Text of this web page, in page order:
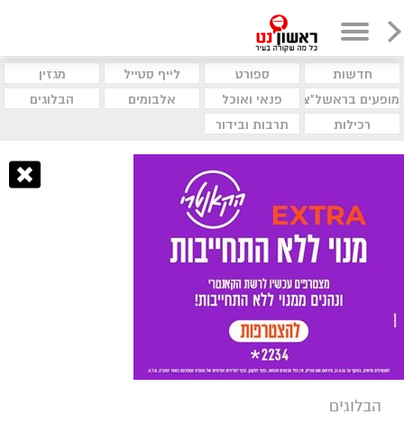
חדשות ספורט לייף סטייל
מגזין
מופעים בראשל"צ
פנאי ואוכל אלבומים
הבלוגים
רכילות
תרבות ובידור
הבלוגים